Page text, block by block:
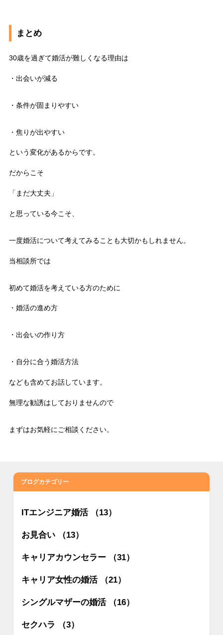
まとめ
30歳を過ぎて婚活が難しくなる理由は
・出会いが減る
・条件が固まりやすい
・焦りが出やすい
という変化があるからです。
だからこそ
「まだ大丈夫」
と思っている今こそ、
一度婚活について考えてみることも大切かもしれません。
当相談所では
初めて婚活を考えている方のために
・婚活の進め方
・出会いの作り方
・自分に合う婚活方法
なども含めてお話しています。
無理な勧誘はしておりませんので
まずはお気軽にご相談ください。
ブログカテゴリー
ITエンジニア婚活 （13）
お見合い （13）
キャリアカウンセラー （31）
キャリア女性の婚活 （21）
シングルマザーの婚活 （16）
セクハラ （3）